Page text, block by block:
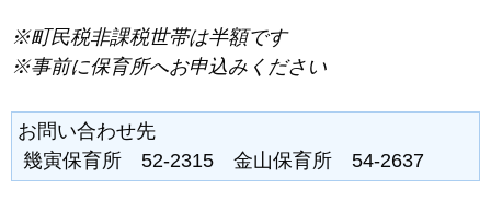
※町民税非課税世帯は半額です
※事前に保育所へお申込みください
お問い合わせ先
幾寅保育所 52-2315 金山保育所 54-2637